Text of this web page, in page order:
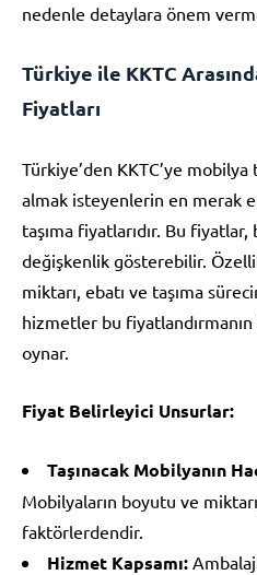
nedenle detaylara önem
Türkiye ile KKTC
Fiyatları
Türkiye’den KKTC’ye
almak isteyenlerin en merak
taşıma fiyatlarıdır. Bu
değişkenlik gösterebilir.
miktarı, ebatı ve taşıma
hizmetler bu
oynar.
Fiyat Belirleyici Unsurlar:
Taşınacak Mobilyanın
Mobilyaların boyutu ve
faktörlerdendir.
Hizmet Kapsamı: